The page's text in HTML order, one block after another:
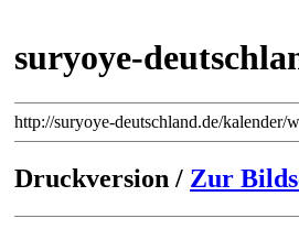
suryoye-
http://suryoye-deutschland.de/
Druckversion / Zur